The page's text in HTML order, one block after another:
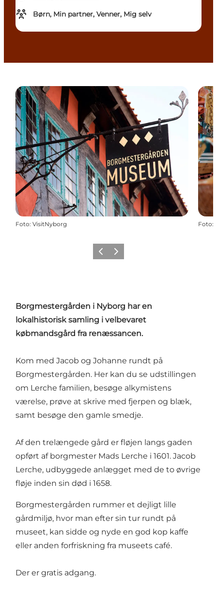
Børn, Min partner, Venner, Mig selv
Foto: VisitNyborg Foto:
ForrigeNæste
Borgmestergården i Nyborg har en
lokalhistorisk samling i velbevaret
købmandsgård fra renæssancen.
Kom med Jacob og Johanne rundt på
Borgmestergården. Her kan du se udstillingen
om Lerche familien, besøge alkymistens
værelse, prøve at skrive med fjerpen og blæk,
samt besøge den gamle smedje.
Af den trelængede gård er fløjen langs gaden
opført af borgmester Mads Lerche i 1601. Jacob
Lerche, udbyggede anlægget med de to øvrige
fløje inden sin død i 1658.
Borgmestergården rummer et dejligt lille
gårdmiljø, hvor man efter sin tur rundt på
museet, kan sidde og nyde en god kop kaffe
eller anden forfriskning fra museets café.
Der er gratis adgang.